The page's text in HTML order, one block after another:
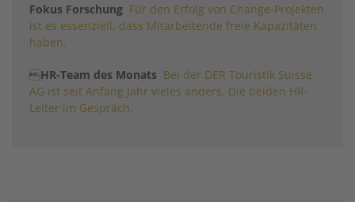
Fokus Forschung Für den Erfolg von Change-Projekten
ist es essenziell, dass Mitarbeitende freie Kapazitäten
haben.
HR-Team des Monats Bei der DER Touristik Suisse
AG ist seit Anfang Jahr vieles anders. Die beiden HR-
Leiter im Gespräch.